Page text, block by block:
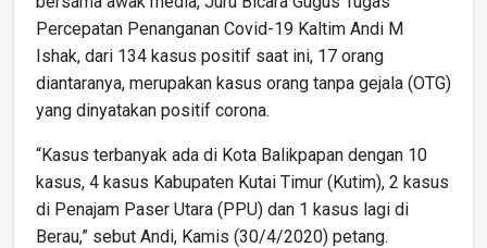
Percepatan Penanganan Covid-19 Kaltim Andi M
Ishak, dari 134 kasus positif saat ini, 17 orang
diantaranya, merupakan kasus orang tanpa gejala (OTG)
yang dinyatakan positif corona.
“Kasus terbanyak ada di Kota Balikpapan dengan 10
kasus, 4 kasus Kabupaten Kutai Timur (Kutim), 2 kasus
di Penajam Paser Utara (PPU) dan 1 kasus lagi di
Berau,” sebut Andi, Kamis (30/4/2020) petang.